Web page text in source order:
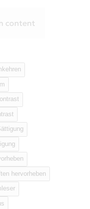
hervorheben
content